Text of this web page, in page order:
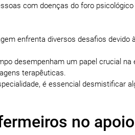
com doenças do foro
enfrenta diversos desafios
desempenham um papel crucial na
terapêuticas.
é essencial desmistificar
no